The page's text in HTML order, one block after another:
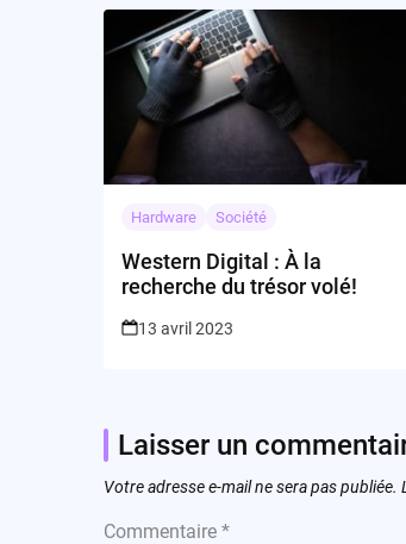
Hardware Société
Western Digital : À la
recherche du trésor volé!
13 avril 2023
Laisser un
Votre adresse e-mail ne sera pas publiée.
Commentaire *